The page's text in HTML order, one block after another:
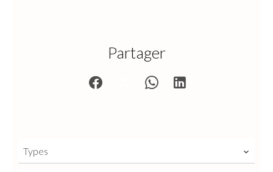
Partager
Types